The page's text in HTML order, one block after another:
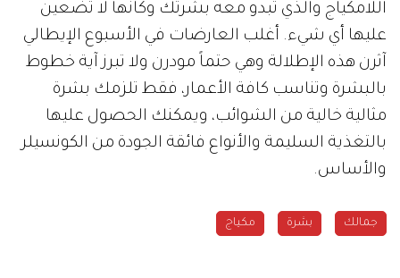
اللامكياج والذي تبدو معه بشرتك وكأنها لا تضعين
عليها أي شيء. أغلب العارضات في الأسبوع الإيطالي
آثرن هذه الإطلالة وهي حتماً مودرن ولا تبرز آية خطوط
بالبشرة وتناسب كافة الأعمار، فقط تلزمك بشرة
مثالية خالية من الشوائب، ويمكنك الحصول عليها
بالتغذية السليمة والأنواع فائقة الجودة من الكونسيلر
والأساس.
جمالك بشرة مكياج